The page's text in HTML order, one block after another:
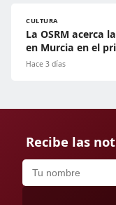
CULTURA
La OSRM acerca
en Murcia en el
Hace 3 días
Recibe las